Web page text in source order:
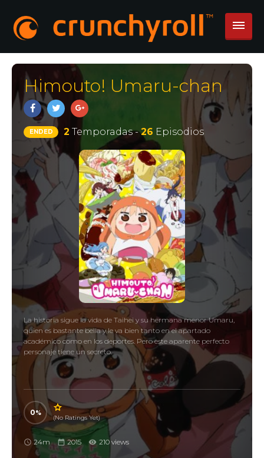
Himouto! Umaru-chan
ENDED 2 Temporadas -26 Episodios
La historia sigue la vida de Taihei y su hermana menor Umaru,
quien es bastante bella y le va bien tanto en el apartado
académico como en los deportes. Pero este aparente perfecto
personaje tiene un secreto.
0
(No Ratings Yet)
24m 2015 210 views